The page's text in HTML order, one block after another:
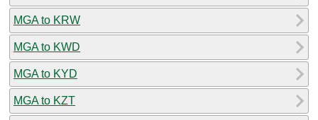
MGA to KRW
MGA to KWD
MGA to KYD
MGA to KZT